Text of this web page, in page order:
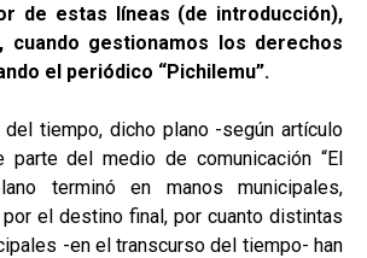
de estas líneas (de introducción),
cuando gestionamos los derechos
el periódico “Pichilemu”.
tiempo, dicho plano -según artículo
del medio de comunicación “El
terminó en manos municipales,
el destino final, por cuanto distintas
-en el transcurso del tiempo- han